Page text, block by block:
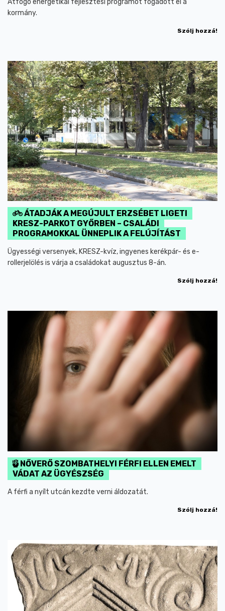
kormány.
Szólj hozzá!
ÁTADJÁK A MEGÚJULT ERZSÉBET LIGETI
KRESZ-PARKOT GYŐRBEN – CSALÁDI
PROGRAMOKKAL ÜNNEPLIK A FELÚJÍTÁST
Ügyességi versenyek, KRESZ-kvíz, ingyenes kerékpár- és e-
rollerjelölés is várja a családokat augusztus 8-án.
Szólj hozzá!
NŐVERŐ SZOMBATHELYI FÉRFI ELLEN EMELT
VÁDAT AZ ÜGYÉSZSÉG
A férfi a nyílt utcán kezdte verni áldozatát.
Szólj hozzá!